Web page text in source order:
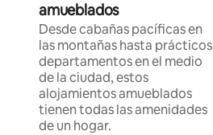
amueblados
Desde cabañas pacíficas en
las montañas hasta prácticos
departamentos en el medio
de la ciudad, estos
alojamientos amueblados
tienen todas las amenidades
de un hogar.